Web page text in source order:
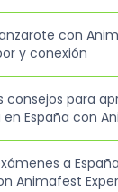
con
y conexión
consejos para
España con
a
Animafest